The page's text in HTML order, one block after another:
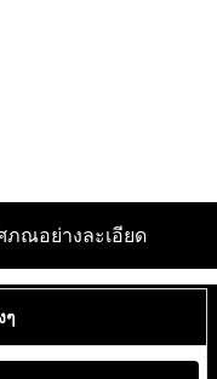
ณอย่างละเอียด
ๆ